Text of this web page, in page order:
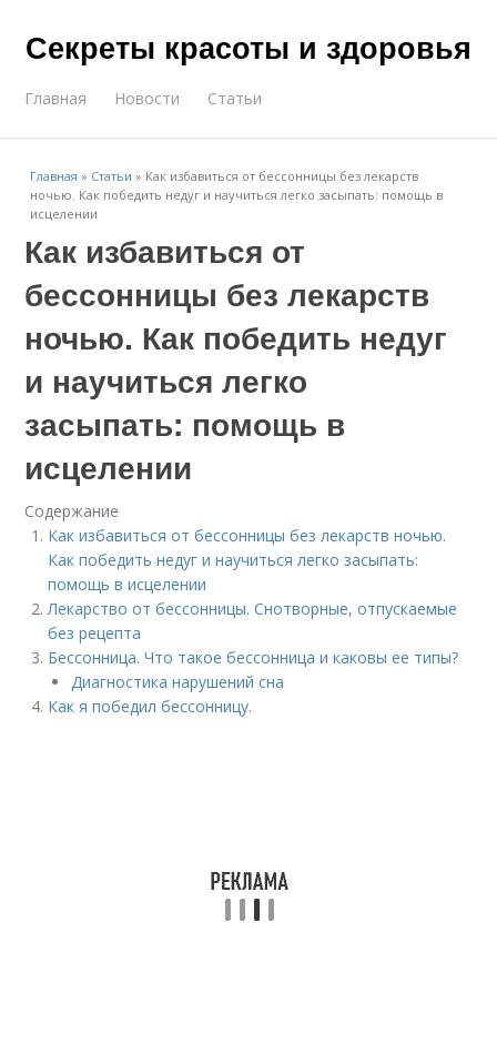
Секреты красоты и здоровья
Главная Новости Статьи
Главная » Статьи » Как избавиться от бессонницы без лекарств
ночью. Как победить недуг и научиться легко засыпать: помощь в
исцелении
Как избавиться от
бессонницы без лекарств
ночью. Как победить недуг
и научиться легко
засыпать: помощь в
исцелении
Содержание
Как избавиться от бессонницы без лекарств ночью.
Как победить недуг и научиться легко засыпать:
помощь в исцелении
Лекарство от бессонницы. Снотворные, отпускаемые
без рецепта
Бессонница. Что такое бессонница и каковы ее типы?
Диагностика нарушений сна
Как я победил бессонницу.